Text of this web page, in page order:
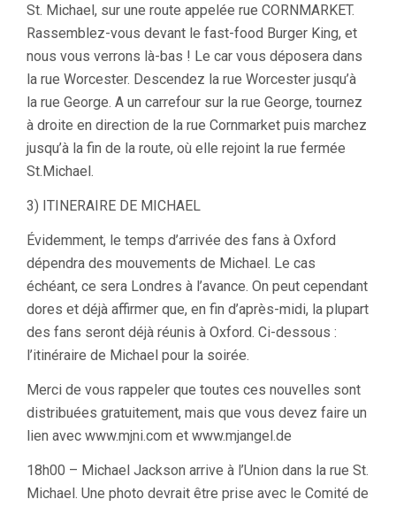
St. Michael, sur une route appelée rue CORNMARKET.
Rassemblez-vous devant le fast-food Burger King, et
nous vous verrons là-bas ! Le car vous déposera dans
la rue Worcester. Descendez la rue Worcester jusqu’à
la rue George. A un carrefour sur la rue George, tournez
à droite en direction de la rue Cornmarket puis marchez
jusqu’à la fin de la route, où elle rejoint la rue fermée
St.Michael.
3) ITINERAIRE DE MICHAEL
Évidemment, le temps d’arrivée des fans à Oxford
dépendra des mouvements de Michael. Le cas
échéant, ce sera Londres à l’avance. On peut cependant
dores et déjà affirmer que, en fin d’après-midi, la plupart
des fans seront déjà réunis à Oxford. Ci-dessous :
l’itinéraire de Michael pour la soirée.
Merci de vous rappeler que toutes ces nouvelles sont
distribuées gratuitement, mais que vous devez faire un
lien avec www.mjni.com et www.mjangel.de
18h00 – Michael Jackson arrive à l’Union dans la rue St.
Michael. Une photo devrait être prise avec le Comité de